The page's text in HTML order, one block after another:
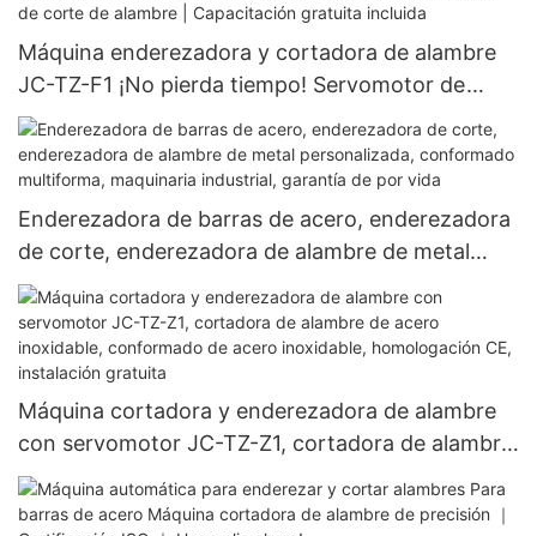
automático ｜ Certificación ISO 9001 ｜ Más de
1000 fábricas utilizan
Máquina enderezadora y cortadora de alambre
JC-TZ-F1 ¡No pierda tiempo! Servomotor de
precisión de ±0,1 mm | Equipo de corte de
alambre | Capacitación gratuita incluida
Enderezadora de barras de acero, enderezadora
de corte, enderezadora de alambre de metal
personalizada, conformado multiforma,
maquinaria industrial, garantía de por vida
Máquina cortadora y enderezadora de alambre
con servomotor JC-TZ-Z1, cortadora de alambre
de acero inoxidable, conformado de acero
inoxidable, homologación CE, instalación gratuita